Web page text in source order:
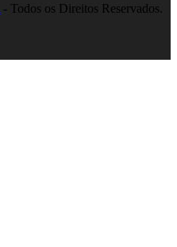
- Todos os Direitos Reservados.